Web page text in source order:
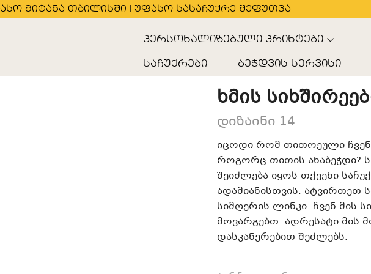
მიტანა თბილისში | უფასო სასაჩუქრე შეფუთვა
პერსონალიზებული პრინტები
საჩუქრები ბეჭდვის სერვისი
ხმის
დიზაინი 14
იცოდი რომ თითოეული
როგორც თითის ანაბეჭდი?
შეიძლება იყოს თქვენი
ადამიანისთვის. ატვირთეთ
სიმღერის ლინკი. ჩვენ მის
მოვარგებთ. ადრესატი მის
დასკანერებით შეძლებს.